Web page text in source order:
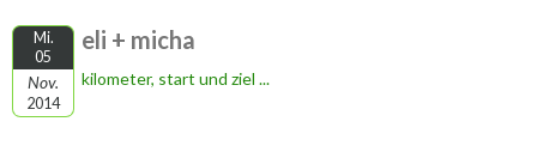
Mi.
05
Nov.
2014
eli + micha
kilometer, start und ziel ...